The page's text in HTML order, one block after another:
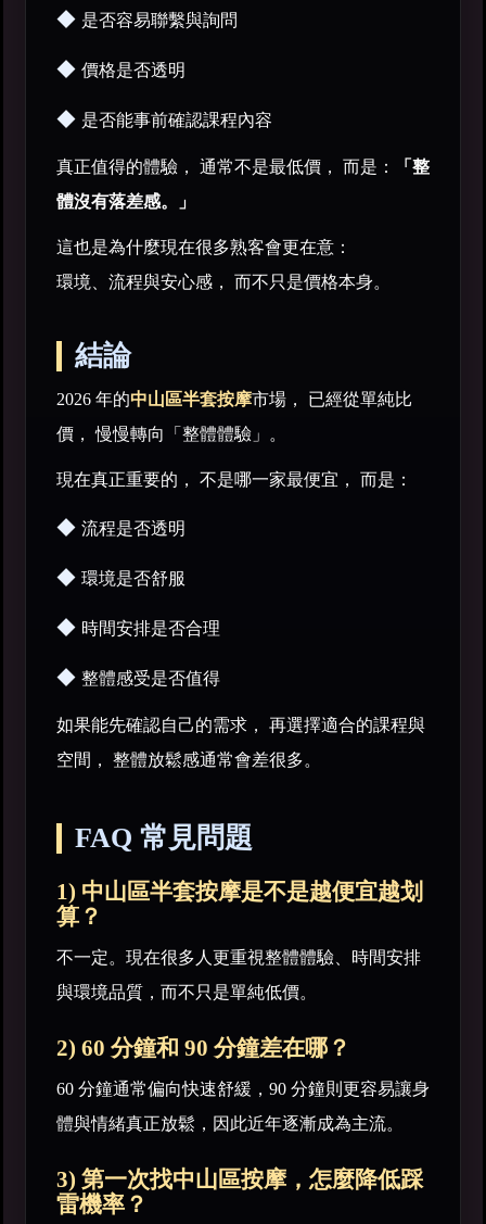
◆ 是否容易聯繫與詢問
◆ 價格是否透明
◆ 是否能事前確認課程內容
真正值得的體驗， 通常不是最低價， 而是：
「整
體沒有落差感。」
這也是為什麼現在很多熟客會更在意：
環境、流程與安心感， 而不只是價格本身。
結論
2026 年的中山區半套按摩市場， 已經從單純比
價， 慢慢轉向「整體體驗」。
現在真正重要的， 不是哪一家最便宜， 而是：
◆ 流程是否透明
◆ 環境是否舒服
◆ 時間安排是否合理
◆ 整體感受是否值得
如果能先確認自己的需求， 再選擇適合的課程與
空間， 整體放鬆感通常會差很多。
FAQ 常見問題
1) 中山區半套按摩是不是越便宜越划
算？
不一定。現在很多人更重視整體體驗、時間安排
與環境品質，而不只是單純低價。
2) 60 分鐘和 90 分鐘差在哪？
60 分鐘通常偏向快速舒緩，90 分鐘則更容易讓身
體與情緒真正放鬆，因此近年逐漸成為主流。
3) 第一次找中山區按摩，怎麼降低踩
雷機率？